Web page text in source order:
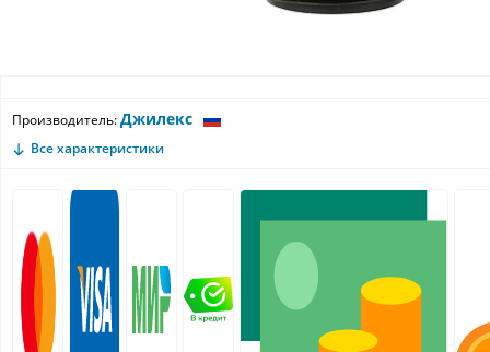
Производитель:Джилекс
Все характеристики